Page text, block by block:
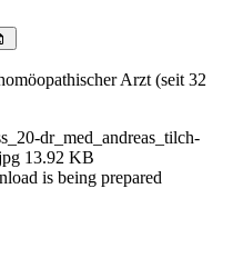
Arzt (seit 32
dr_med_andreas_tilch-
13.92 KB
is being prepared